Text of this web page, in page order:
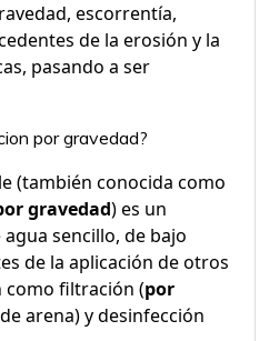
escorrentía,
de la erosión y la
pasando a ser
por gravedad?
(también conocida como
gravedad) es un
sencillo, de bajo
de la aplicación de otros
filtración (por
arena) y desinfección